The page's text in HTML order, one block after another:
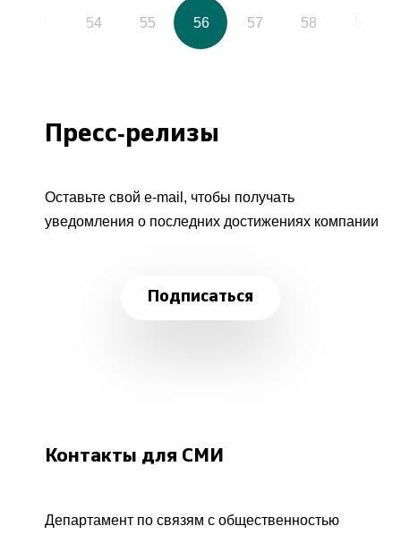
54 55 56 57 58
Пресс-релизы
Оставьте свой e-mail, чтобы получать
уведомления о последних достижениях компании
Подписаться
Контакты для СМИ
Департамент по связям с общественностью